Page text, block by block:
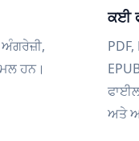
ਅੰਗਰੇਜ਼ੀ,
ਹਨ।
ਕਈ
PDF,
ਅਤੇ